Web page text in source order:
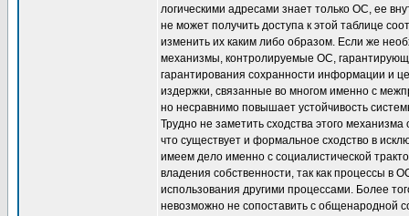
логическими адресами знает только ОС, ее
не может получить доступа к этой таблице
изменить их каким либо образом. Если же
механизмы, контролируемые ОС,
гарантирования сохранности информации и
издержки, связанные во многом именно с
но несравнимо повышает устойчивость
Трудно не заметить сходства этого
что существует и формальное сходство в
имеем дело именно с социалистической
владения собственности, так как процессы в
использования другими процессами. Более
невозможно не сопоставить с общенародной